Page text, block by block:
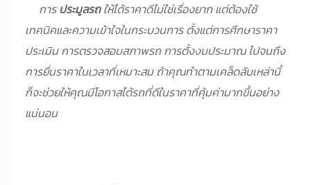
การประมูลรถให้ได้ราคาดีไม่ใช่เรื่องยาก แต่ต้องใช้
เทคนิคและความเข้าใจในกระบวนการ ตั้งแต่การศึกษาราคา
ประเมิน การตรวจสอบสภาพรถ การตั้งงบประมาณ ไปจนถึง
การยื่นราคาในเวลาที่เหมาะสม ถ้าคุณทำตามเคล็ดลับเหล่านี้
ก็จะช่วยให้คุณมีโอกาสได้รถที่ดีในราคาที่คุ้มค่ามากขึ้นอย่าง
แน่นอน